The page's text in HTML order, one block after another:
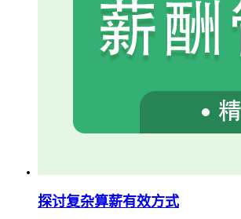
探讨复杂算薪有效方式